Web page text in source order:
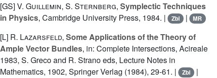
[GS]V. Guillemin, S. Sternberg, Symplectic Techniques
in Physics, Cambridge University Press, 1984. | Zbl | MR
[L] R. Lazarsfeld, Some Applications of the Theory of
Ample Vector Bundles, in: Complete Intersections, Acireale
1983, S. Greco and R. Strano eds, Lecture Notes in
Mathematics, 1902, Springer Verlag (1984), 29-61. |
Zbl |